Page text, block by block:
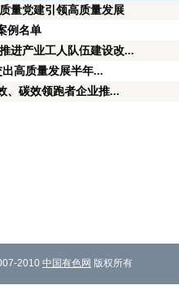
量党建引领高质量发展
例名单
进产业工人队伍建设改...
出高质量发展半年...
、碳效领跑者企业推...
2010 中国有色网 版权所有